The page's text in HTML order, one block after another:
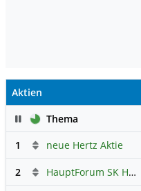
Aktien
PauseThema
1
neue Hertz Aktie
2 HauptForum SK HYNIC